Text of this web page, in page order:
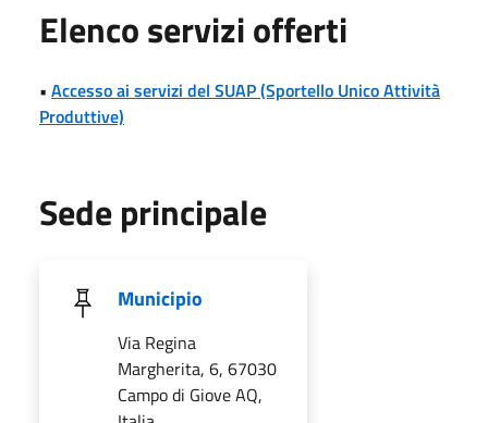
Elenco servizi offerti
• Accesso ai servizi del SUAP (Sportello Unico Attività
Produttive)
Sede principale
Municipio
Via Regina
Margherita, 6, 67030
Campo di Giove AQ,